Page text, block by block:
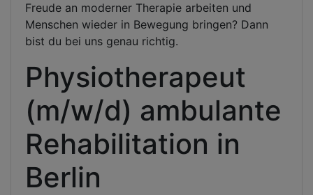
Freude an moderner Therapie arbeiten und
Menschen wieder in Bewegung bringen? Dann
bist du bei uns genau richtig.
Physiotherapeut
(m/w/d) ambulante
Rehabilitation in
Berlin